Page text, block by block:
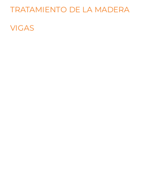
TRATAMIENTO DE LA MADERA
VIGAS